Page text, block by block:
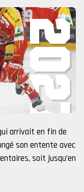
arrivait en fin de
son entente avec
soit jusqu’en